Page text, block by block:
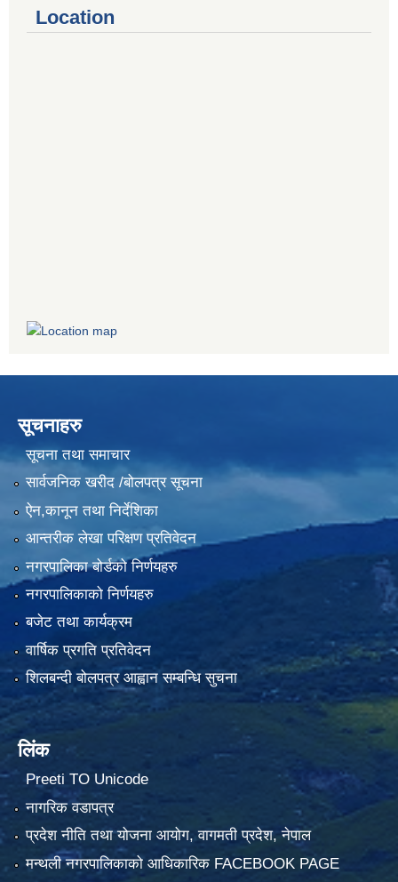
Location
सूचनाहरु
सूचना तथा समाचार
सार्वजनिक खरीद /बोलपत्र सूचना
ऐन,कानून तथा निर्देशिका
आन्तरीक लेखा परिक्षण प्रतिवेदन
नगरपालिका बोर्डको निर्णयहरु
नगरपालिकाको निर्णयहरु
बजेट तथा कार्यक्रम
वार्षिक प्रगति प्रतिवेदन
शिलबन्दी बोलपत्र आह्वान सम्बन्धि सुचना
लिंक
Preeti TO Unicode
नागरिक वडापत्र
प्रदेश नीति तथा योजना आयोग, वागमती प्रदेश, नेपाल
मन्थली नगरपालिकाको आधिकारिक FACEBOOK PAGE